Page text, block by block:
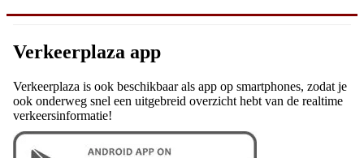
Verkeerplaza app
Verkeerplaza is ook beschikbaar als app op smartphones, zodat je
ook onderweg snel een uitgebreid overzicht hebt van de realtime
verkeersinformatie!